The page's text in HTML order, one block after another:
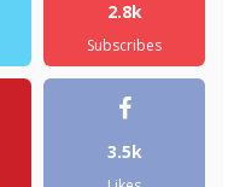
2.8k
Subscribes
3.5k